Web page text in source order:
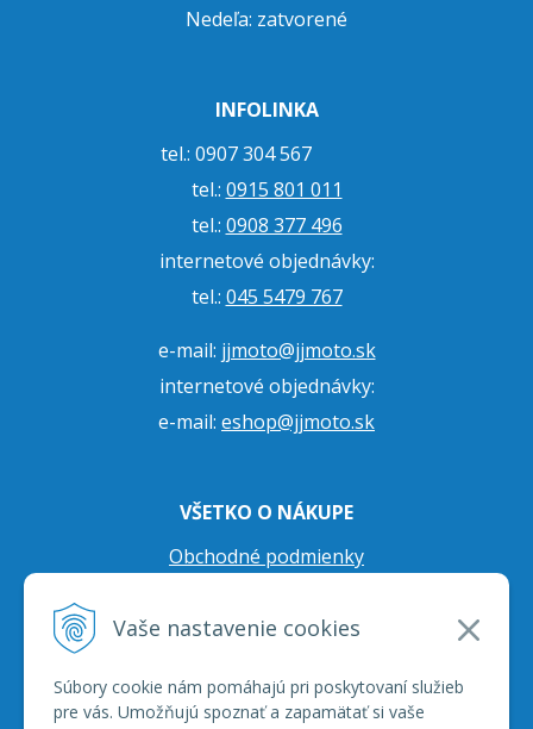
Vaše nastavenie cookies
Súbory cookie nám pomáhajú pri poskytovaní služieb
pre vás. Umožňujú spoznať a zapamätať si vaše
Nedeľa: zatvorené
INFOLINKA
tel.: 0907 304 567
tel.: 0915 801 011
tel.: 0908 377 496
internetové objednávky:
tel.: 045 5479 767
e-mail: jjmoto@jjmoto.sk
internetové objednávky:
e-mail: eshop@jjmoto.sk
VŠETKO O NÁKUPE
Obchodné podmienky
Prepravné podmienky